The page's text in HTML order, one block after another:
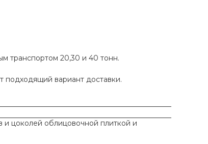
транспортом 20,30 и 40 тонн.
подходящий вариант доставки.
цоколей облицовочной плиткой и